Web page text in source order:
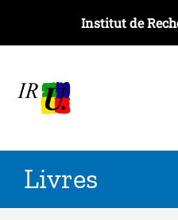
contenu
Institut de
Les recherches
Livres